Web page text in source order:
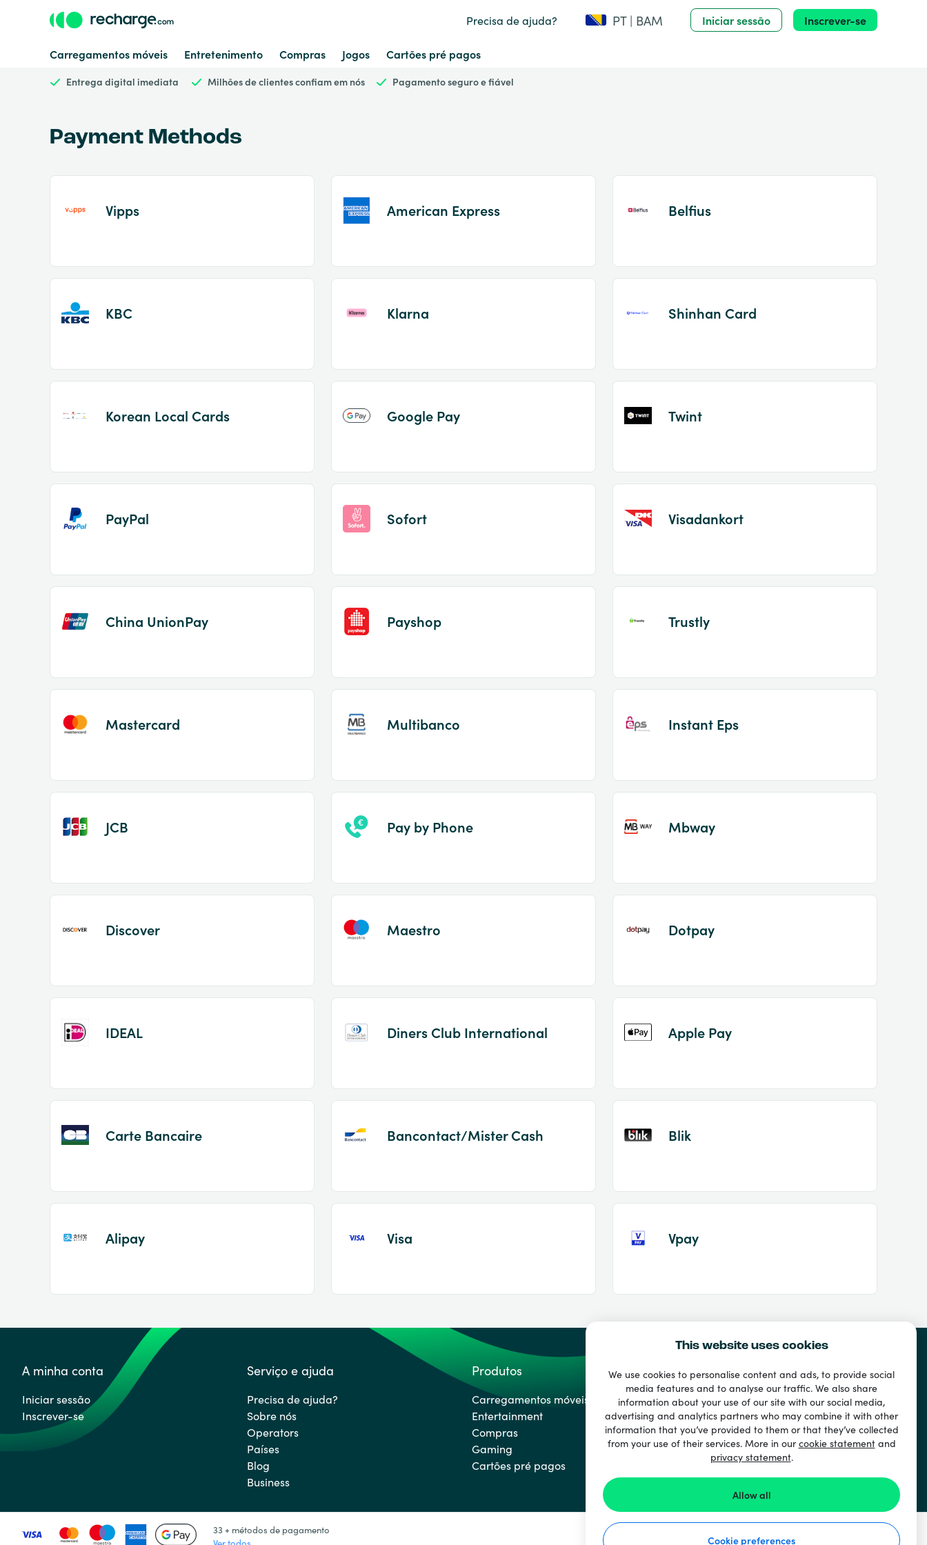
This website uses cookies
We use cookies to personalise content and ads, to provide social
media features and to analyse our traffic. We also share
information about your use of our site with our social media,
advertising and analytics partners who may combine it with other
information that you’ve provided to them or that they’ve collected
from your use of their services. More in ourcookie statementand
privacy statement.
Allow all
Cookie preferences
Precisa de ajuda? PT | BAM Iniciar sessão Inscrever-se
Carregamentos móveis Entretenimento Compras Jogos Cartões pré pagos
Entrega digital imediata Milhões de clientes confiam em nós Pagamento seguro e fiável
2
Payment Methods
Vipps American Express Belfius
KBC Klarna Shinhan Card
Korean Local Cards Google Pay Twint
PayPal Sofort Visadankort
China UnionPay Payshop Trustly
Mastercard Multibanco Instant Eps
JCB Pay by Phone Mbway
Discover Maestro Dotpay
IDEAL Diners Club International Apple Pay
Carte Bancaire Bancontact/Mister Cash Blik
Alipay Visa Vpay
A minha conta
Iniciar sessão
Inscrever-se
Serviço e ajuda
Precisa de ajuda?
Sobre nós
Operators
Países
Blog
Business
Produtos
Carregamentos móveis
Entertainment
Compras
Gaming
Cartões pré pagos
33 + métodos de pagamento